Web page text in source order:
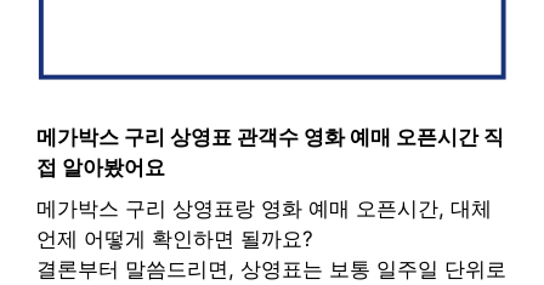
메가박스 구리 상영표 관객수 영화 예매 오픈시간 직
접 알아봤어요
메가박스 구리 상영표랑 영화 예매 오픈시간, 대체
언제 어떻게 확인하면 될까요?
결론부터 말씀드리면, 상영표는 보통 일주일 단위로